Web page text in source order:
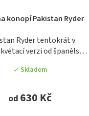
konopí Pakistan Ryder
Ryder tentokrát v
verzi od španělské
Skladem
od 630 Kč
produktu
5,0
z
hvězdiček.